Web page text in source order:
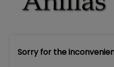
Sorry for the